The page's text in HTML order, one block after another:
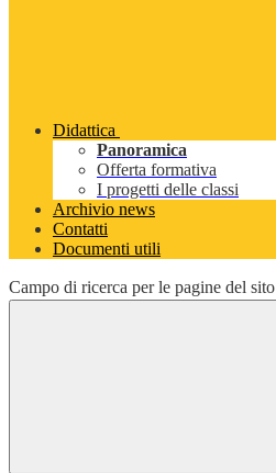
Didattica
Panoramica
Offerta formativa
I progetti delle classi
Archivio news
Contatti
Documenti utili
Campo di ricerca per le pagine del sito